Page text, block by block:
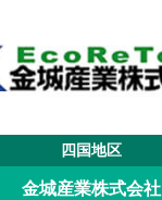
四国地区
金城産業株式会社